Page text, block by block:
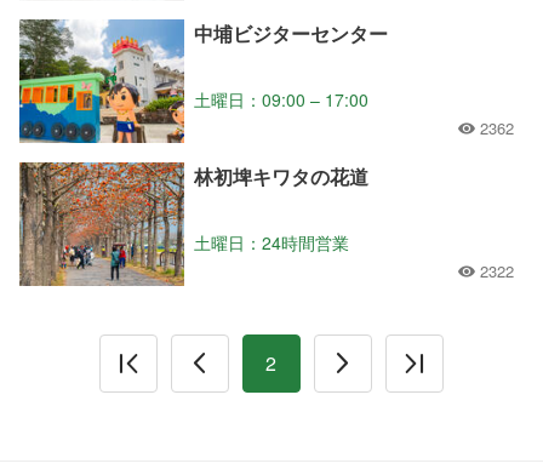
中埔ビジターセンター
土曜日：09:00 – 17:00
2362
林初埤キワタの花道
土曜日：24時間営業
2322
2